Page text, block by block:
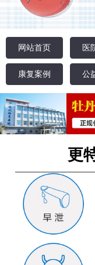
网站首页 医
康复案例 公
更